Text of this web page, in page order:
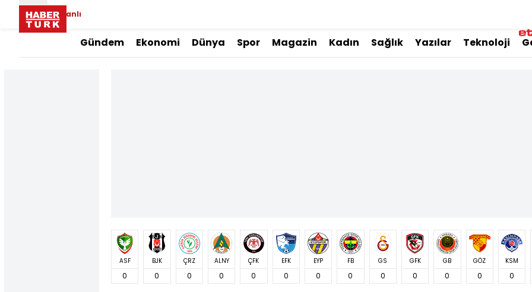
Canlı
Gündem Ekonomi Dünya Spor Magazin Kadın Sağlık Yazılar Teknoloji
ASF
0
BJK
0
ÇRZ
0
ALNY
0
ÇFK
0
EFK
0
EYP
0
FB
0
GS
0
GFK
0
GB
0
GÖZ
0
KSM
0